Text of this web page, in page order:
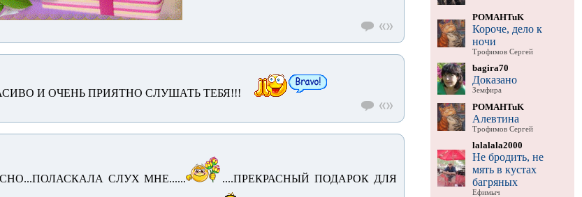
И ОЧЕНЬ ПРИЯТНО СЛУШАТЬ ТЕБЯ!!!
СЛУХ МНЕ...... ....ПРЕКРАСНЫЙ ПОДАРОК ДЛЯ
POMAHTuK
Короче, дело к
ночи
Трофимов Сергей
bagira70
Доказано
Земфира
POMAHTuK
Алевтина
Трофимов Сергей
lalalala2000
Не бродить, не
мять в кустах
багряных
Ефимыч